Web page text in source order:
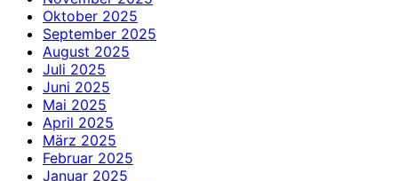
Oktober 2025
September 2025
August 2025
Juli 2025
Juni 2025
Mai 2025
April 2025
März 2025
Februar 2025
Januar 2025